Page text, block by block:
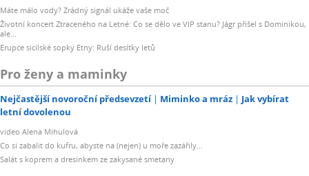
Máte málo vody? Zrádný signál ukáže vaše moč
Životní koncert Ztraceného na Letné: Co se dělo ve VIP stanu? Jágr přišel s Dominikou,
ale...
Erupce sicilské sopky Etny: Ruší desítky letů
Pro ženy a maminky
Nejčastější novoroční předsevzetí Miminko a mráz
Jak vybírat
letní dovolenou
video Alena Mihulová
Co si zabalit do kufru, abyste na (nejen) u moře zazářily...
Salát s koprem a dresinkem ze zakysané smetany